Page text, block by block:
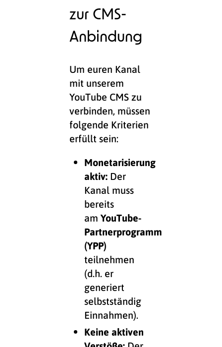
zur CMS-
Anbindung
Um euren Kanal
mit unserem
YouTube CMS zu
verbinden, müssen
folgende Kriterien
erfüllt sein:
Monetarisierung
aktiv: Der
Kanal muss
bereits
amYouTube-
Partnerprogramm
(YPP)
teilnehmen
(d.h. er
generiert
selbstständig
Einnahmen).
Keine aktiven